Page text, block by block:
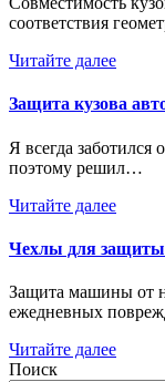
соответствия
Читайте далее
Защита кузова
Я всегда заботился
поэтому решил…
Читайте далее
Чехлы для защиты
Защита машины от
ежедневных
Читайте далее
Поиск